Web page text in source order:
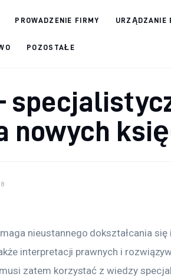
PROWADZENIE FIRMY URZĄDZANIE
POZOSTAŁE
nowych
nieustannego dokształcania
interpretacji prawnych i
zatem korzystać z wiedzy